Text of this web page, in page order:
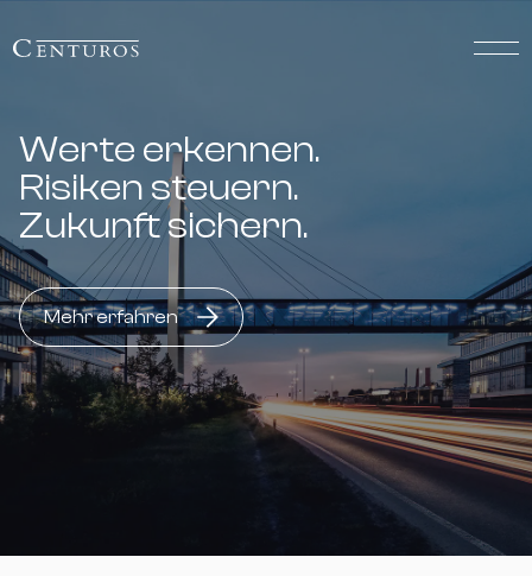
Werte erkennen.
Risiken steuern.
Zukunft sichern.
Mehr erfahren